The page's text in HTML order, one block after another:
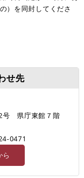
）を同封してくださ
せ先
号 県庁東館７階
0471
ら